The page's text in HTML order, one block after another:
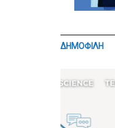
ΔΗΜΟΦΙΛΗ